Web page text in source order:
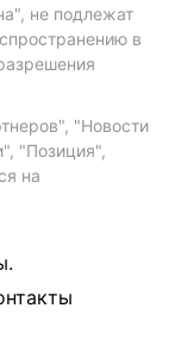
не подлежат
в
"Новости
"Позиция",
на